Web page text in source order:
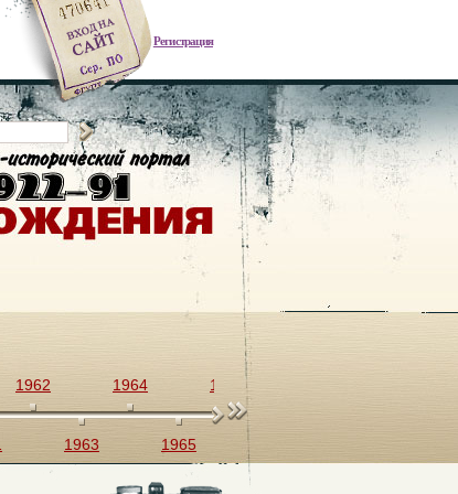
Регистрация
1962
1963
1964
1965
1966